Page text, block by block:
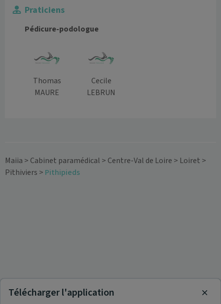
Praticiens
Pédicure-podologue
Thomas
MAURE
Cecile
LEBRUN
Maiia > Cabinet paramédical > Centre-Val de Loire > Loiret >
Pithiviers > Pithipieds
Télécharger l'application